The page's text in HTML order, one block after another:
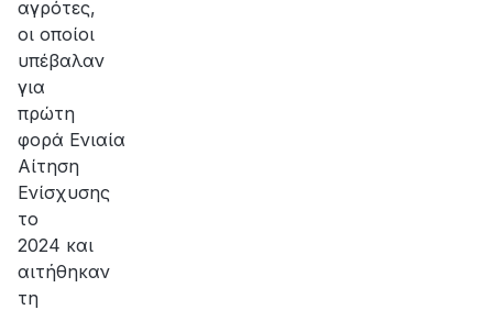
αγρότες,
οι οποίοι
υπέβαλαν
για
πρώτη
φορά Ενιαία
Αίτηση
Ενίσχυσης
το
2024 και
αιτήθηκαν
τη